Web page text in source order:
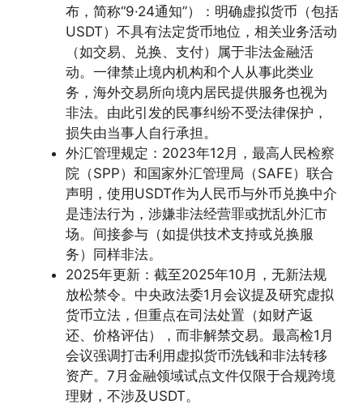
布，简称“9·24通知”）：明确虚拟货币（包括
USDT）不具有法定货币地位，相关业务活动
（如交易、兑换、支付）属于非法金融活
动。一律禁止境内机构和个人从事此类业
务，海外交易所向境内居民提供服务也视为
非法。由此引发的民事纠纷不受法律保护，
损失由当事人自行承担。
外汇管理规定：2023年12月，最高人民检察
院（SPP）和国家外汇管理局（SAFE）联合
声明，使用USDT作为人民币与外币兑换中介
是违法行为，涉嫌非法经营罪或扰乱外汇市
场。间接参与（如提供技术支持或兑换服
务）同样非法。
2025年更新：截至2025年10月，无新法规
放松禁令。中央政法委1月会议提及研究虚拟
货币立法，但重点在司法处置（如财产返
还、价格评估），而非解禁交易。最高检1月
会议强调打击利用虚拟货币洗钱和非法转移
资产。7月金融领域试点文件仅限于合规跨境
理财，不涉及USDT。